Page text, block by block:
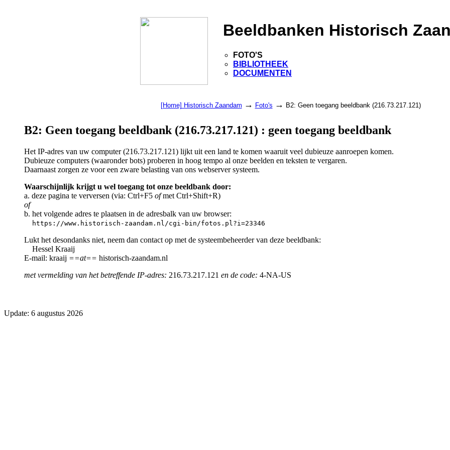
Beeldbanken Historisch
FOTO'S
BIBLIOTHEEK
DOCUMENTEN
[Home] Historisch Zaandam → Foto's → B2: Geen toegang beeldbank (216.73.217.121)
B2: Geen toegang beeldbank (216.73.217.121) : geen toegang beeldbank
Het IP-adres van uw computer (216.73.217.121) lijkt uit een land te komen waaruit veel dubieuze aanroepen komen.
Dubieuze computers (waaronder bots) proberen in hoog tempo al onze beelden en teksten te vergaren.
Daarnaast zorgen ze voor een zware belasting van ons webserver systeem.
Waarschijnlijk krijgt u wel toegang tot onze beeldbank door:
a. deze pagina te verversen (via: Ctrl+F5 ofmet Ctrl+Shift+R)
of
b. het volgende adres te plaatsen in de adresbalk van uw browser:
https://www.historisch-zaandam.nl/cgi-bin/fotos.pl?i=23346
Lukt het desondanks niet, neem dan contact op met de systeembeheerder van deze beeldbank:
Hessel Kraaij
E-mail: kraaij ==at== historisch-zaandam.nl
met vermelding van het betreffende IP-adres: 216.73.217.121 en de code: 4-NA-US
Update: 6 augustus 2026